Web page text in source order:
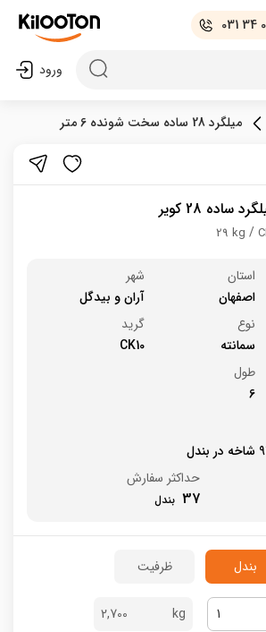
031 34
ورود
میلگرد 28 ساده سخت شونده 6 متر
ساده 28 کویر
29 kg
استان
اصفهان
شهر
آران و بیدگل
نوع
سمانته
گرید
CK10
طول
6
حداکثر سفارش
37
بندل ظرفیت
2,700